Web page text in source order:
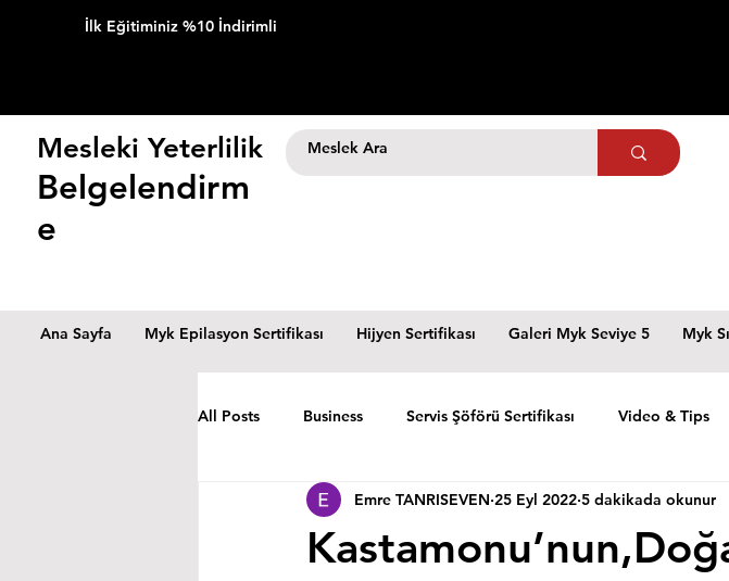
İlk Eğitiminiz %10 İndirimli
Mesleki Yeterlilik
Belgelendirm
e
Ana Sayfa Myk Epilasyon Sertifikası Hijyen Sertifikası Galeri Myk Seviye 5 Myk
All Posts Business Servis Şöförü Sertifikası Video & Tips
Emre TANRISEVEN 25 Eyl 2022 5 dakikada okunur